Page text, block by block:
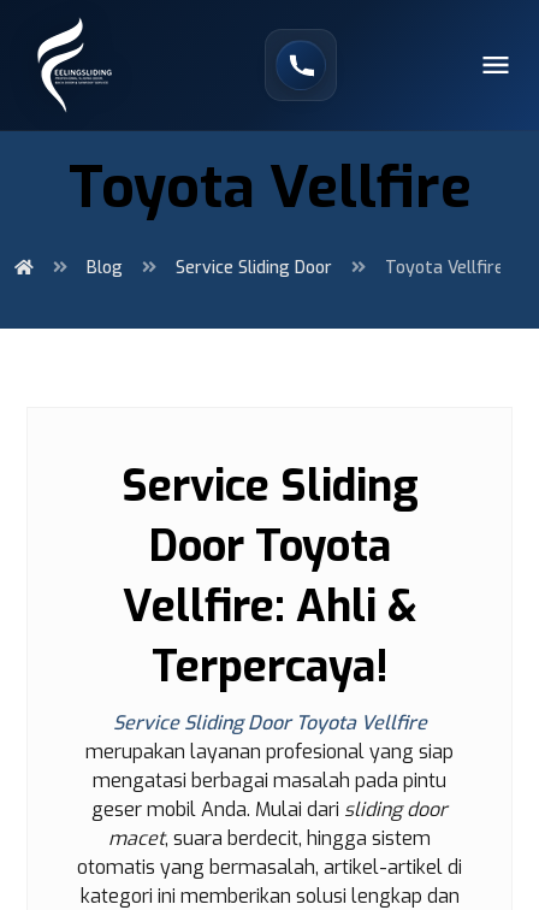
Toyota Vellfire
Blog Service Sliding Door Toyota Vellfire
Service Sliding
Door Toyota
Vellfire: Ahli &
Terpercaya!
Service Sliding Door Toyota Vellfire
merupakan layanan profesional yang siap
mengatasi berbagai masalah pada pintu
geser mobil Anda. Mulai dari sliding door
macet, suara berdecit, hingga sistem
otomatis yang bermasalah, artikel-artikel di
kategori ini memberikan solusi lengkap dan